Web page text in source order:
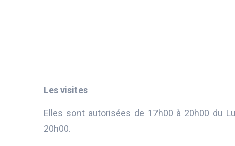
Les visites
Elles sont autorisées de 17h00 à 20h00 du
20h00.